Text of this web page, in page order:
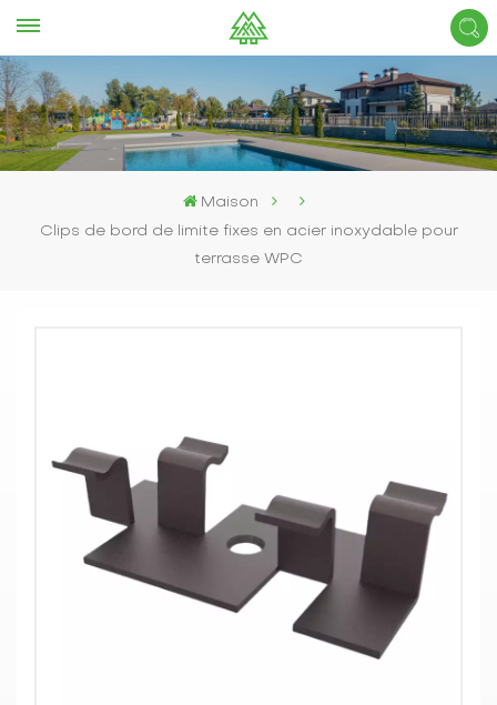
Maison
Clips de bord de limite fixes en acier inoxydable pour
terrasse WPC